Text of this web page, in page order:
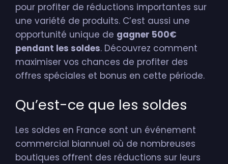
pour profiter de réductions importantes sur
une variété de produits. C’est aussi une
opportunité unique de gagner 500€
pendant les soldes. Découvrez comment
maximiser vos chances de profiter des
offres spéciales et bonus en cette période.
Qu’est-ce que les soldes
Les soldes en France sont un événement
commercial biannuel où de nombreuses
boutiques offrent des réductions sur leurs